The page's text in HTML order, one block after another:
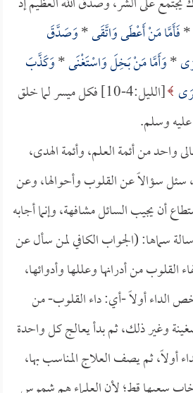
*فَأَمَّا مَنْ أَعْطَى وَاتَّقَى*وَصَدَّقَ
*وَأَمَّا مَنْ بَخِلَ وَاسْتَغْنَى*وَكَذَّبَ
[الليل:4-10] فكل ميسر لما خلق
عليه وسلم.
واحد من أئمة العلم، وأئمة الهدى،
سؤالاً عن القلوب وأحوالها، وعن
أن يجيب السائل مشافهة، وإنما أجابه
سماها: (الجواب الكافي لمن سأل عن
القلوب من أدرانها وعللها وأدوائها،
الداء أولاً -أي: داء القلوب- من
وغير ذلك، ثم بدأ يعالج كل واحدة
أولاً، ثم يصف العلاج المناسب بها،